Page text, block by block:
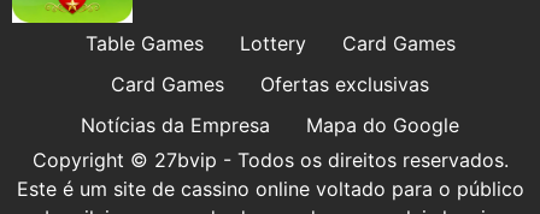
Table Games Lottery
Card Games
Card Games
Ofertas exclusivas
Notícias da Empresa
Mapa do Google
Copyright © 27bvip - Todos os direitos reservados.
Este é um site de cassino online voltado para o público